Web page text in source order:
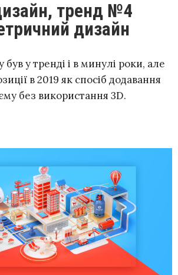
дизайн
у тренді і в минулі роки, але
в 2019 як спосіб додавання
без використання 3D.